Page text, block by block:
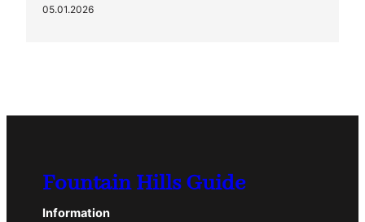
05.01.2026
Fountain Hills Guide
Information